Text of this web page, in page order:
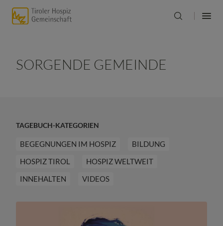
SORGENDE GEMEINDE
TAGEBUCH-KATEGORIEN
BEGEGNUNGEN IM HOSPIZ
BILDUNG
HOSPIZ TIROL
HOSPIZ WELTWEIT
INNEHALTEN
VIDEOS